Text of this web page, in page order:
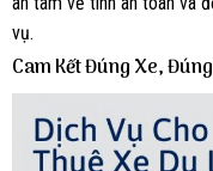
vụ.
Cam Kết Đúng Xe,